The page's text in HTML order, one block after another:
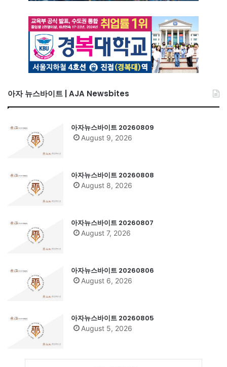
아자 뉴스바이트 | AJA Newsbites
아자뉴스바이트 20260809
August 9, 2026
아자뉴스바이트 20260808
August 8, 2026
아자뉴스바이트 20260807
August 7, 2026
아자뉴스바이트 20260806
August 6, 2026
아자뉴스바이트 20260805
August 5, 2026